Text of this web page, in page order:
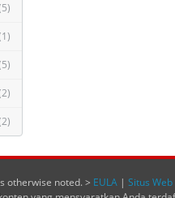
otherwise noted. > EULA | Situs